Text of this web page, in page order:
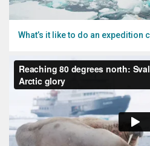
What’s it like to do an expedition